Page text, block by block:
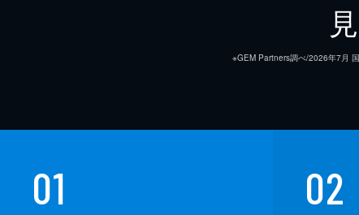
※GEM Partners調べ/2026年7⽉
01 02